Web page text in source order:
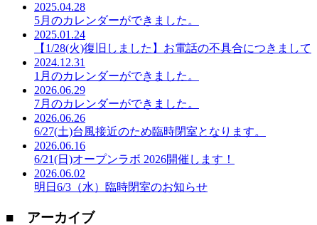
2025.04.28
5月のカレンダーができました。
2025.01.24
【1/28(火)復旧しました】お電話の不具合につきまして
2024.12.31
1月のカレンダーができました。
2026.06.29
7月のカレンダーができました。
2026.06.26
6/27(土)台風接近のため臨時閉室となります。
2026.06.16
6/21(日)オープンラボ 2026開催します！
2026.06.02
明日6/3（水）臨時閉室のお知らせ
■ アーカイブ